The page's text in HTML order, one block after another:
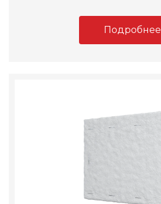
Подробнее